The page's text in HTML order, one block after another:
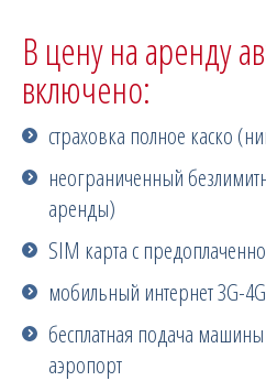
В цену на аренду
включено:
страховка полное каско
неограниченный
аренды)
SIM карта с
мобильный интернет 3G-
бесплатная подача
аэропорт